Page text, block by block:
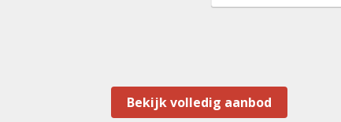
Bekijk volledig aanbod